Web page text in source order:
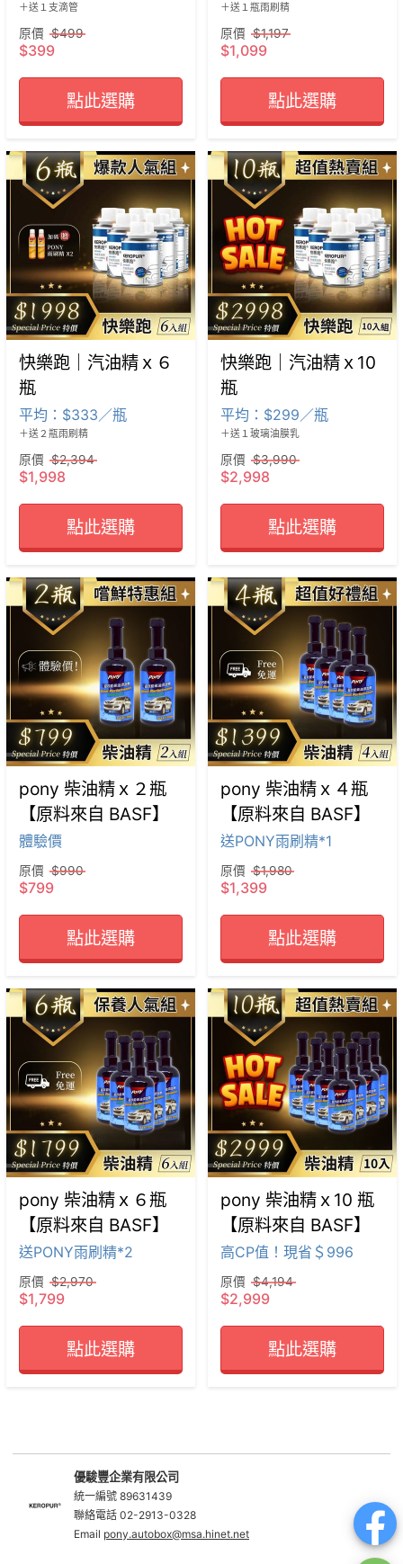
＋送１支滴管
原價 $499
$399
點此選購
＋送１瓶雨刷精
原價 $1,197
$1,099
點此選購
快樂跑｜汽油精ｘ６
瓶
平均：$333／瓶
＋送２瓶雨刷精
原價 $2,394
$1,998
點此選購
快樂跑｜汽油精ｘ10
瓶
平均：$299／瓶
＋送１玻璃油膜乳
原價 $3,990
$2,998
點此選購
pony 柴油精ｘ２瓶
【原料來自 BASF】
體驗價
原價 $990
$799
點此選購
pony 柴油精ｘ４瓶
【原料來自 BASF】
送PONY雨刷精*1
原價 $1,980
$1,399
點此選購
pony 柴油精ｘ６瓶
【原料來自 BASF】
送PONY雨刷精*2
原價 $2,970
$1,799
點此選購
pony 柴油精ｘ10 瓶
【原料來自 BASF】
高CP值！現省＄996
原價 $4,194
$2,999
點此選購
優駿豐企業有限公司
統一編號 89631439
聯絡電話 02-2913-0328
Email pony.autobox@msa.hinet.net